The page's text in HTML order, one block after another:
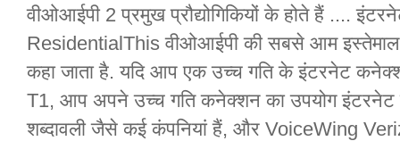
वीओआईपी 2 प्रमुख प्रौद्योगिकियों के होते हैं ....
ResidentialThis वीओआईपी की सबसे आम इस्तेमाल
कहा जाता है. यदि आप एक उच्च गति के इंटरनेट
T1, आप अपने उच्च गति कनेक्शन का उपयोग
शब्दावली जैसे कई कंपनियां हैं, और VoiceWing